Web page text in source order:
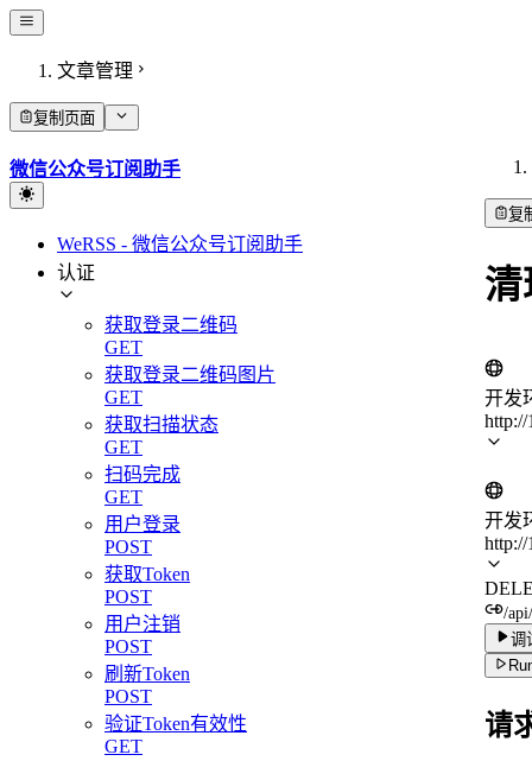
文章管理
复制页面
微信公众号订阅助手
WeRSS - 微信公众号订阅助手
认证
获取登录二维码
GET
获取登录二维码图片
GET
获取扫描状态
GET
扫码完成
GET
用户登录
POST
获取Token
POST
用户注销
POST
刷新Token
POST
验证Token有效性
GET
复
清
开发
http://
开发
http://
/
调
请